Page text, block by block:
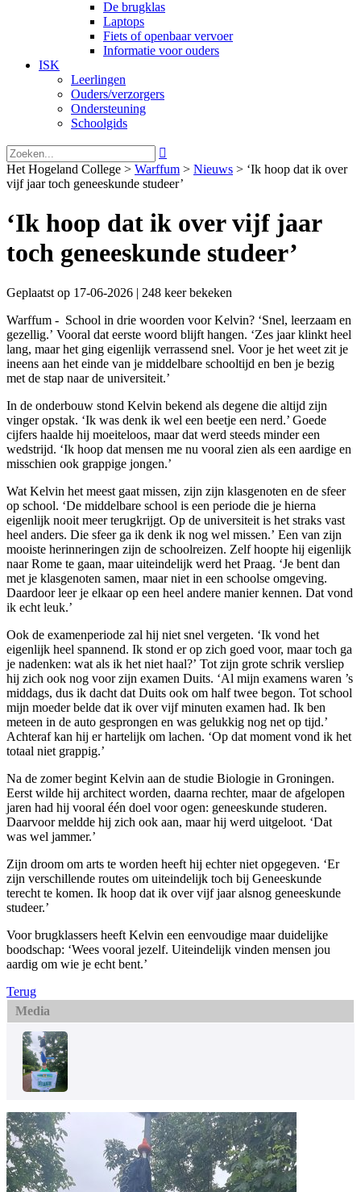
De brugklas
Laptops
Fiets of openbaar vervoer
Informatie voor ouders
ISK
Leerlingen
Ouders/verzorgers
Ondersteuning
Schoolgids

Het Hogeland College > Warffum > Nieuws > ‘Ik hoop dat ik over
vijf jaar toch geneeskunde studeer’
‘Ik hoop dat ik over vijf jaar
toch geneeskunde studeer’
Geplaatst op 17-06-2026 | 248 keer bekeken
Warffum - School in drie woorden voor Kelvin? ‘Snel, leerzaam en
gezellig.’ Vooral dat eerste woord blijft hangen. ‘Zes jaar klinkt heel
lang, maar het ging eigenlijk verrassend snel. Voor je het weet zit je
ineens aan het einde van je middelbare schooltijd en ben je bezig
met de stap naar de universiteit.’
In de onderbouw stond Kelvin bekend als degene die altijd zijn
vinger opstak. ‘Ik was denk ik wel een beetje een nerd.’ Goede
cijfers haalde hij moeiteloos, maar dat werd steeds minder een
wedstrijd. ‘Ik hoop dat mensen me nu vooral zien als een aardige en
misschien ook grappige jongen.’
Wat Kelvin het meest gaat missen, zijn zijn klasgenoten en de sfeer
op school. ‘De middelbare school is een periode die je hierna
eigenlijk nooit meer terugkrijgt. Op de universiteit is het straks vast
heel anders. Die sfeer ga ik denk ik nog wel missen.’ Een van zijn
mooiste herinneringen zijn de schoolreizen. Zelf hoopte hij eigenlijk
naar Rome te gaan, maar uiteindelijk werd het Praag. ‘Je bent dan
met je klasgenoten samen, maar niet in een schoolse omgeving.
Daardoor leer je elkaar op een heel andere manier kennen. Dat vond
ik echt leuk.’
Ook de examenperiode zal hij niet snel vergeten. ‘Ik vond het
eigenlijk heel spannend. Ik stond er op zich goed voor, maar toch ga
je nadenken: wat als ik het niet haal?’ Tot zijn grote schrik versliep
hij zich ook nog voor zijn examen Duits. ‘Al mijn examens waren ’s
middags, dus ik dacht dat Duits ook om half twee begon. Tot school
mijn moeder belde dat ik over vijf minuten examen had. Ik ben
meteen in de auto gesprongen en was gelukkig nog net op tijd.’
Achteraf kan hij er hartelijk om lachen. ‘Op dat moment vond ik het
totaal niet grappig.’
Na de zomer begint Kelvin aan de studie Biologie in Groningen.
Eerst wilde hij architect worden, daarna rechter, maar de afgelopen
jaren had hij vooral één doel voor ogen: geneeskunde studeren.
Daarvoor meldde hij zich ook aan, maar hij werd uitgeloot. ‘Dat
was wel jammer.’
Zijn droom om arts te worden heeft hij echter niet opgegeven. ‘Er
zijn verschillende routes om uiteindelijk toch bij Geneeskunde
terecht te komen. Ik hoop dat ik over vijf jaar alsnog geneeskunde
studeer.’
Voor brugklassers heeft Kelvin een eenvoudige maar duidelijke
boodschap: ‘Wees vooral jezelf. Uiteindelijk vinden mensen jou
aardig om wie je echt bent.’
Terug
Media